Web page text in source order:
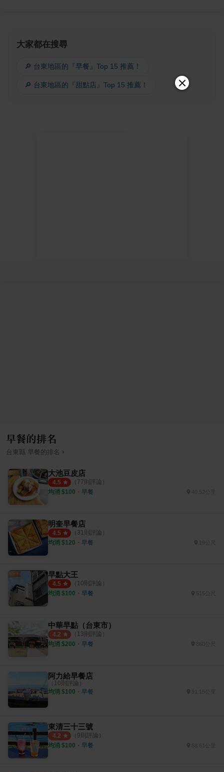
大家都在搜尋
🔎 台東地區的『早餐』Top 15 推薦！
🔎 台東地區的『甜點店』Top 15 推薦！
早餐的排名
台東縣 早餐的排名 ›
大池豆皮店
4.5 （ 77則評論）
均消 $100 ・ 早餐 40.52公里
明奎早餐店
4.5 （ 31 則評論）
均消 $120 ・ 早餐
早點大王
4.5 （ 10則評論）
均消 $100 ・ 早餐 515公尺
中華早點（台東市）
4.2 （ 13則評論）
均消 $200 ・ 早餐
阿力給早餐店
（ 10則評論）
均消 $100 ・ 早餐 91.15公里
東清三十三號
4.2 （ 9則評論）
均消 $100 ・ 早餐